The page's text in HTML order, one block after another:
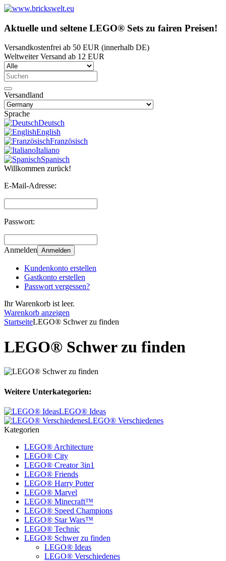
Aktuelle und seltene LEGO® Sets zu fairen Preisen!
Versandkostenfrei ab 50 EUR (innerhalb DE)
Weltweiter Versand ab 12 EUR
Versandland
Sprache
Deutsch
English
Französisch
Italiano
Spanisch
Willkommen zurück!
E-Mail-Adresse:
Passwort:
Anmelden Anmelden
Kundenkonto erstellen
Gastkonto erstellen
Passwort vergessen?
Ihr Warenkorb ist leer.
Warenkorb anzeigen
StartseiteLEGO® Schwer zu finden
LEGO® Schwer zu finden
Weitere Unterkategorien:
LEGO® Ideas
LEGO® Verschiedenes
Kategorien
LEGO® Architecture
LEGO® City
LEGO® Creator 3in1
LEGO® Friends
LEGO® Harry Potter
LEGO® Marvel
LEGO® Minecraft™
LEGO® Speed Champions
LEGO® Star Wars™
LEGO® Technic
LEGO® Schwer zu finden
LEGO® Ideas
LEGO® Verschiedenes